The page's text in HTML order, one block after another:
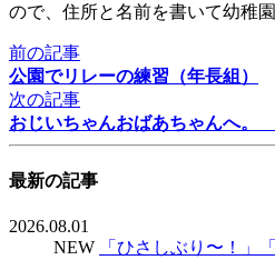
ので、住所と名前を書いて幼稚
前の記事
公園でリレーの練習（年長組）
次の記事
おじいちゃんおばあちゃん
最新の記事
2026.08.01
NEW
「ひさしぶり〜！」